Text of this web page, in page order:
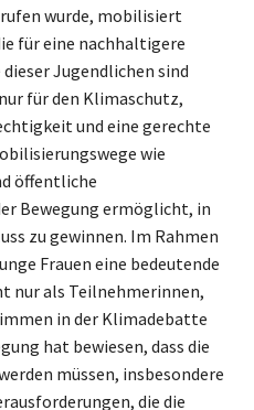
wurde, mobilisiert
für eine nachhaltigere
Jugendlichen sind
für den Klimaschutz,
und eine gerechte
wie
öffentliche
Bewegung ermöglicht, in
zu gewinnen. Im Rahmen
Frauen eine bedeutende
nur als Teilnehmerinnen,
in der Klimadebatte
hat bewiesen, dass die
müssen, insbesondere
die die